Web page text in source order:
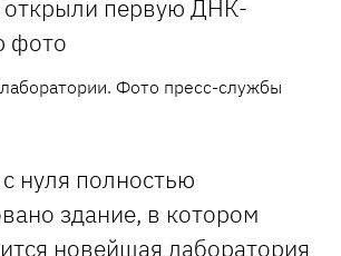
Фото пресс-службы
нуля полностью
здание, в котором
новейшая лаборатория